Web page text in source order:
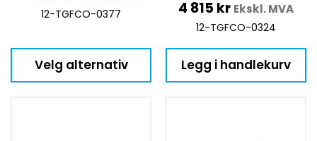
12-TGFCO-0377
Velg alternativ
4 815 kr Ekskl. MVA
12-TGFCO-0324
Legg i handlekurv